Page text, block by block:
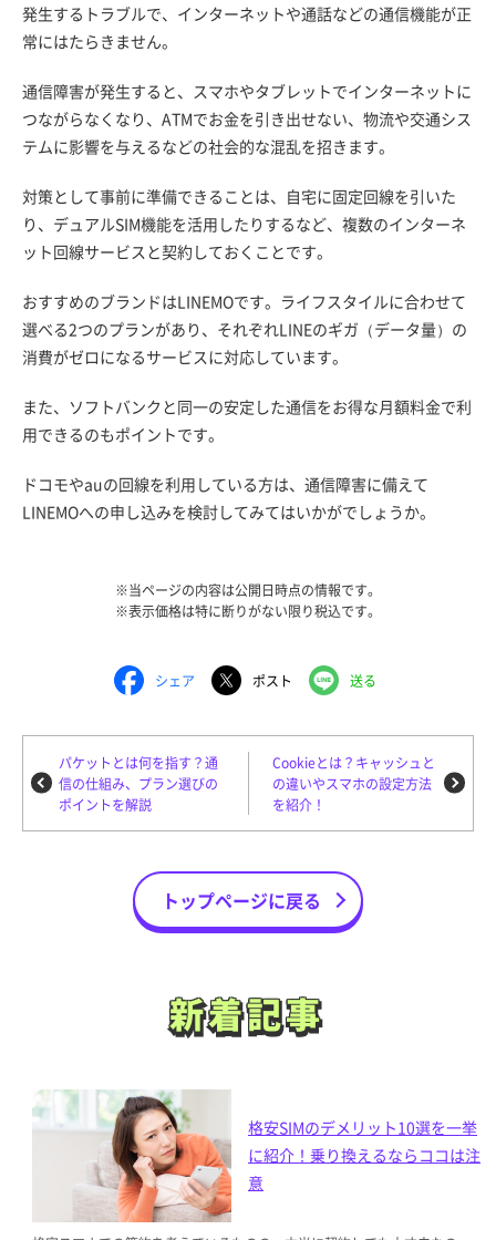
発生するトラブルで、インターネットや通話などの通信機能が正
常にはたらきません。
通信障害が発生すると、スマホやタブレットでインターネットに
つながらなくなり、ATMでお金を引き出せない、物流や交通シス
テムに影響を与えるなどの社会的な混乱を招きます。
対策として事前に準備できることは、自宅に固定回線を引いた
り、デュアルSIM機能を活用したりするなど、複数のインターネ
ット回線サービスと契約しておくことです。
おすすめのブランドはLINEMOです。ライフスタイルに合わせて
選べる2つのプランがあり、それぞれLINEのギガ（データ量）の
消費がゼロになるサービスに対応しています。
また、ソフトバンクと同一の安定した通信をお得な月額料金で利
用できるのもポイントです。
ドコモやauの回線を利用している方は、通信障害に備えて
LINEMOへの申し込みを検討してみてはいかがでしょうか。
※当ページの内容は公開日時点の情報です。
※表示価格は特に断りがない限り税込です。
シェア ポスト 送る
パケットとは何を指す？通
信の仕組み、プラン選びの
ポイントを解説
Cookieとは？キャッシュと
の違いやスマホの設定方法
を紹介！
トップページに戻る
新着記事
新着記事
格安SIMのデメリット10選を一挙
に紹介！乗り換えるならココは注
意